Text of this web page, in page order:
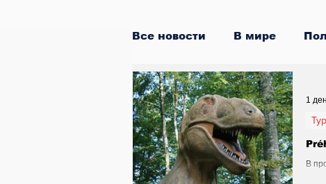
Все новости В мире
Общество Армия
Транспорт Культура
В
1